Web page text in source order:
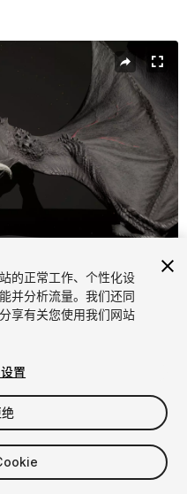
的正常工作、个性化设
并分析流量。我们还同
享有关您使用我们网站
置